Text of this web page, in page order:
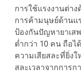
การใช้แรงงานต่า
การค้ามนุษย์ด้านแ
ป้องกันปัญหายาเส
ต่ำกว่า 10 คน ถือไ
ความเสียสละที่ยิ่ง
สละเวลาจากการ